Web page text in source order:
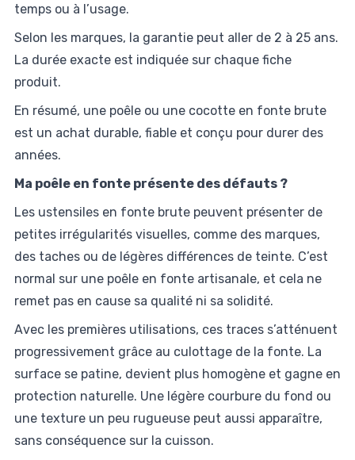
temps ou à l’usage.
Selon les marques, la garantie peut aller de 2 à 25 ans.
La durée exacte est indiquée sur chaque fiche
produit.
En résumé, une poêle ou une cocotte en fonte brute
est un achat durable, fiable et conçu pour durer des
années.
Ma poêle en fonte présente des défauts ?
Les ustensiles en fonte brute peuvent présenter de
petites irrégularités visuelles, comme des marques,
des taches ou de légères différences de teinte. C’est
normal sur une poêle en fonte artisanale, et cela ne
remet pas en cause sa qualité ni sa solidité.
Avec les premières utilisations, ces traces s’atténuent
progressivement grâce au culottage de la fonte. La
surface se patine, devient plus homogène et gagne en
protection naturelle. Une légère courbure du fond ou
une texture un peu rugueuse peut aussi apparaître,
sans conséquence sur la cuisson.